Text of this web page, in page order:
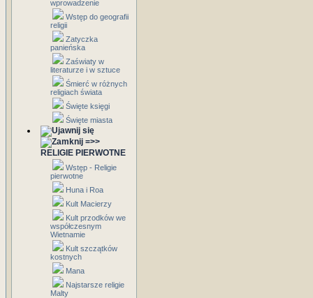
wprowadzenie
Wstęp do geografii
religii
Zatyczka
panieńska
Zaświaty w
literaturze i w sztuce
Śmierć w różnych
religiach świata
Święte księgi
Święte miasta
=>>
RELIGIE PIERWOTNE
Wstęp - Religie
pierwotne
Huna i Roa
Kult Macierzy
Kult przodków we
współczesnym
Wietnamie
Kult szczątków
kostnych
Mana
Najstarsze religie
Malty